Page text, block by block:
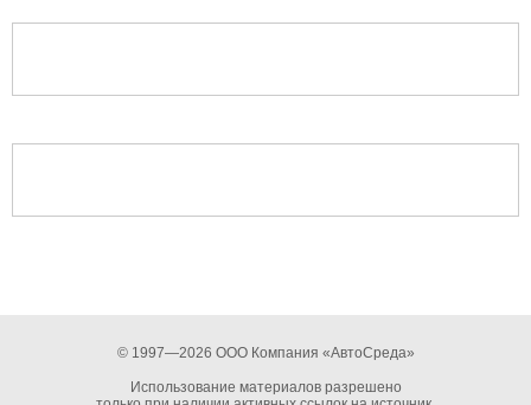
© 1997—2026 ООО Компания «АвтоСреда»
Использование материалов разрешено